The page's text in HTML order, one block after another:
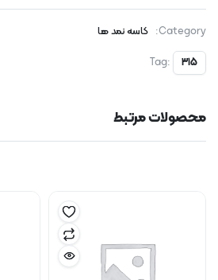
Category:
کاسه نمد ها
Tag:
315
محصولات مرتبط